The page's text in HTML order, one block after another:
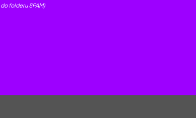
do folderu SPAM)